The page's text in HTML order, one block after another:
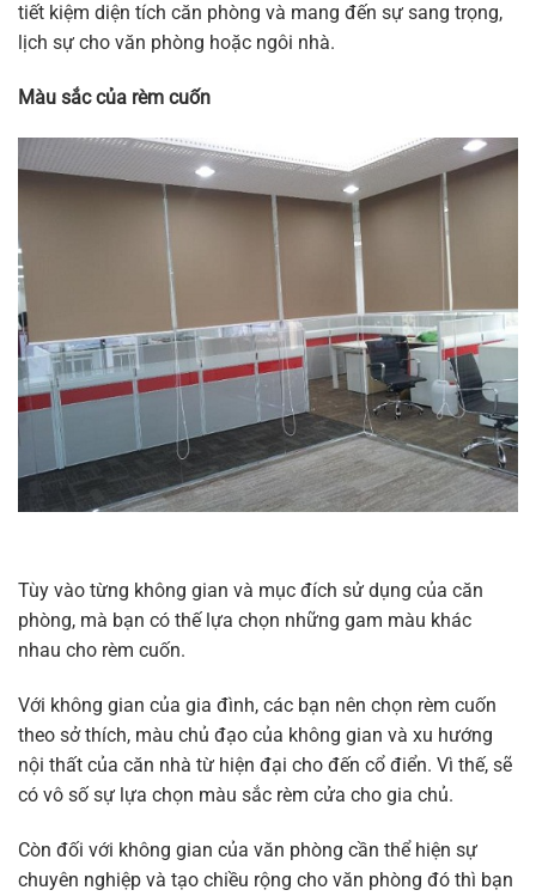
tiết kiệm diện tích căn phòng và mang đến sự sang trọng,
lịch sự cho văn phòng hoặc ngôi nhà.
Màu sắc của rèm cuốn
Tùy vào từng không gian và mục đích sử dụng của căn
phòng, mà bạn có thế lựa chọn những gam màu khác
nhau cho rèm cuốn.
Với không gian của gia đình, các bạn nên chọn rèm cuốn
theo sở thích, màu chủ đạo của không gian và xu hướng
nội thất của căn nhà từ hiện đại cho đến cổ điển. Vì thế, sẽ
có vô số sự lựa chọn màu sắc rèm cửa cho gia chủ.
Còn đối với không gian của văn phòng cần thể hiện sự
chuyên nghiệp và tạo chiều rộng cho văn phòng đó thì bạn